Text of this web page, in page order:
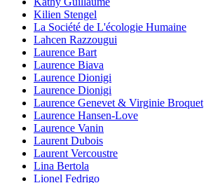
Kilien Stengel
La Société de L'écologie Humaine
Lahcen Razzougui
Laurence Bart
Laurence Biava
Laurence Dionigi
Laurence Dionigi
Laurence Genevet & Virginie Broquet
Laurence Hansen-Love
Laurence Vanin
Laurent Dubois
Laurent Vercoustre
Lina Bertola
Lionel Fedrigo